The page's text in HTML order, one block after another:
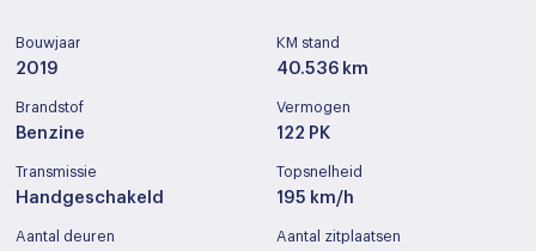
Bouwjaar
2019
KM stand
40.536 km
Brandstof
Benzine
Vermogen
122 PK
Transmissie
Handgeschakeld
Topsnelheid
195 km/h
Aantal deuren Aantal zitplaatsen